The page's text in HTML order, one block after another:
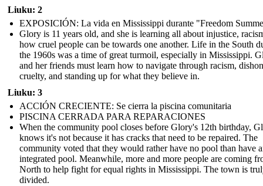
Liuku: 2
EXPOSICIÓN: La vida en Mississippi durante "Freedom
Glory is 11 years old, and she is learning all about injustice,
how cruel people can be towards one another. Life in the South
the 1960s was a time of great turmoil, especially in Mississippi.
and her friends must learn how to navigate through racism,
cruelty, and standing up for what they believe in.
Liuku: 3
ACCIÓN CRECIENTE: Se cierra la piscina comunitaria
PISCINA CERRADA PARA REPARACIONES
When the community pool closes before Glory's 12th birthday,
knows it's not because it has cracks that need to be repaired. The
community voted that they would rather have no pool than have
integrated pool. Meanwhile, more and more people are coming
North to help fight for equal rights in Mississippi. The town is
divided.